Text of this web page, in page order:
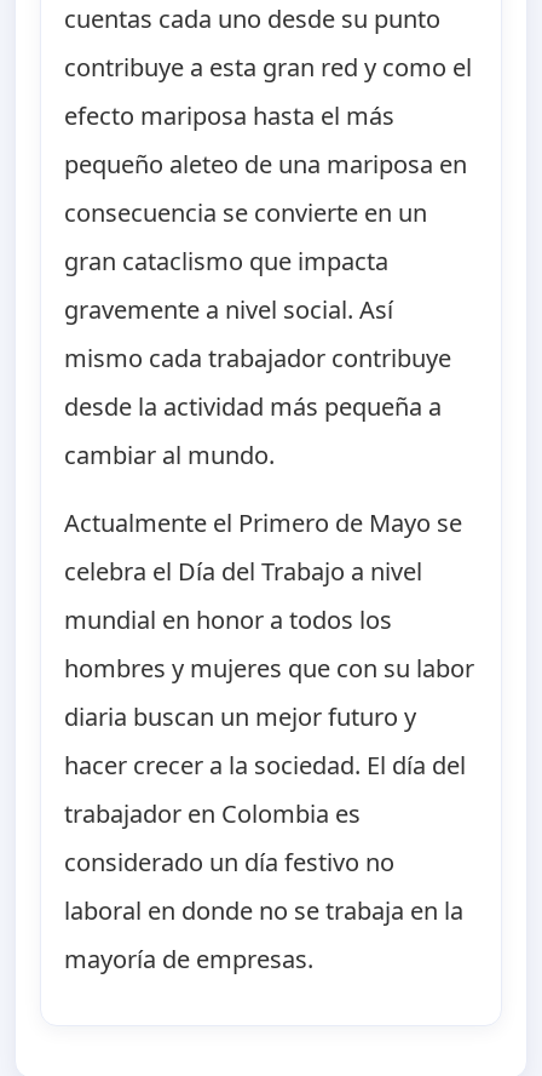
cuentas cada uno desde su punto
contribuye a esta gran red y como el
efecto mariposa hasta el más
pequeño aleteo de una mariposa en
consecuencia se convierte en un
gran cataclismo que impacta
gravemente a nivel social. Así
mismo cada trabajador contribuye
desde la actividad más pequeña a
cambiar al mundo.
Actualmente el Primero de Mayo se
celebra el Día del Trabajo a nivel
mundial en honor a todos los
hombres y mujeres que con su labor
diaria buscan un mejor futuro y
hacer crecer a la sociedad. El día del
trabajador en Colombia es
considerado un día festivo no
laboral en donde no se trabaja en la
mayoría de empresas.